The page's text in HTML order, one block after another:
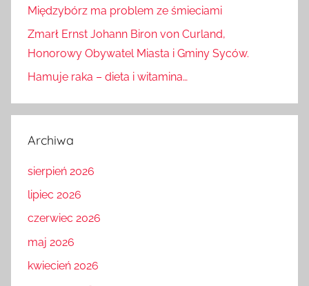
Międzybórz ma problem ze śmieciami
Zmarł Ernst Johann Biron von Curland,
Honorowy Obywatel Miasta i Gminy Syców.
Hamuje raka – dieta i witamina…
Archiwa
sierpień 2026
lipiec 2026
czerwiec 2026
maj 2026
kwiecień 2026